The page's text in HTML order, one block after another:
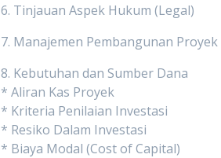
6. Tinjauan Aspek Hukum (Legal)
7. Manajemen Pembangunan Proyek
8. Kebutuhan dan Sumber Dana
* Aliran Kas Proyek
* Kriteria Penilaian Investasi
* Resiko Dalam Investasi
* Biaya Modal (Cost of Capital)